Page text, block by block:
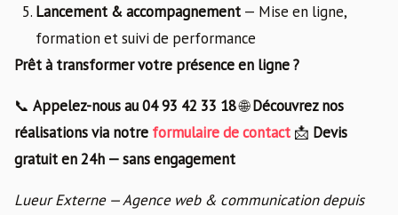
Lancement & accompagnement — Mise en ligne,
formation et suivi de performance
Prêt à transformer votre présence en ligne ?
📞 Appelez-nous au 04 93 42 33 18🌐Découvrez nos
réalisations via notre formulaire de contact 📩 Devis
gratuit en 24h — sans engagement
Lueur Externe — Agence web & communication depuis